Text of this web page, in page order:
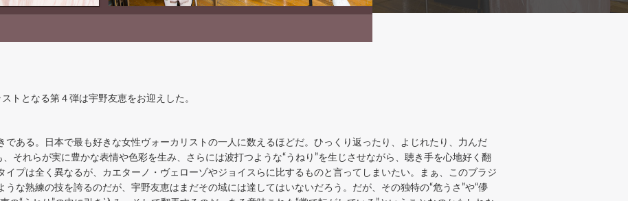
トとなる第４弾は宇野友恵をお迎えした。
である。日本で最も好きな女性ヴォーカリストの一人に数えるほどだ。ひっくり返ったり、よじれたり、力んだ
、それらが実に豊かな表情や色彩を生み、さらには波打つような“うねり”を生じさせながら、聴き手を心地好く翻
イプは全く異なるが、カエターノ・ヴェローゾやジョイスらに比するものと言ってしまいたい。まぁ、このブラジ
うな熟練の技を誇るのだが、宇野友恵はまだその域には達してはいないだろう。だが、その独特の“危うさ”や“儚